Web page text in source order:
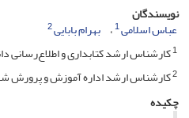
نویسندگان
عباس اسلامی1 بهرام بابایی2
1کارشناس ارشد کتابداری و اطلاع‌رسانی
2کارشناس ارشد اداره آموزش و پرورش
چکیده